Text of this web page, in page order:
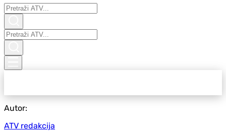
Autor:
ATV redakcija